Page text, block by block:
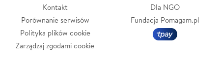
Kontakt
Porównanie serwisów
Polityka plików cookie
Zarządzaj zgodami cookie
Dla NGO
Fundacja Pomagam.pl